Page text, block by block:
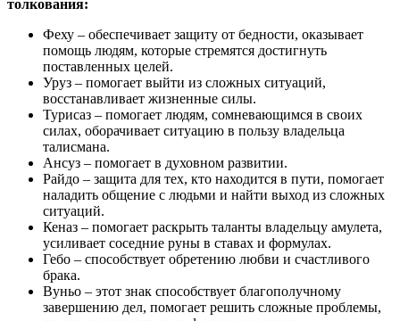
толкования:
Феху – обеспечивает защиту от бедности, оказывает
помощь людям, которые стремятся достигнуть
поставленных целей.
Уруз – помогает выйти из сложных ситуаций,
восстанавливает жизненные силы.
Турисаз – помогает людям, сомневающимся в своих
силах, оборачивает ситуацию в пользу владельца
талисмана.
Ансуз – помогает в духовном развитии.
Райдо – защита для тех, кто находится в пути, помогает
наладить общение с людьми и найти выход из сложных
ситуаций.
Кеназ – помогает раскрыть таланты владельцу амулета,
усиливает соседние руны в ставах и формулах.
Гебо – способствует обретению любви и счастливого
брака.
Вуньо – этот знак способствует благополучному
завершению дел, помогает решить сложные проблемы,